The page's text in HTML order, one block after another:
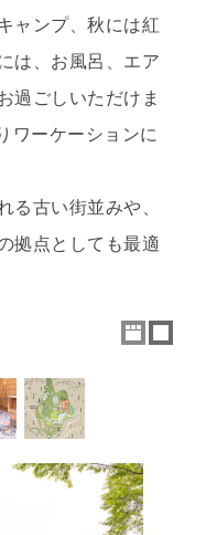
ャンプ、秋には紅
は、お風呂、エア
過ごしいただけま
ワーケーションに
る古い街並みや、
拠点としても最適